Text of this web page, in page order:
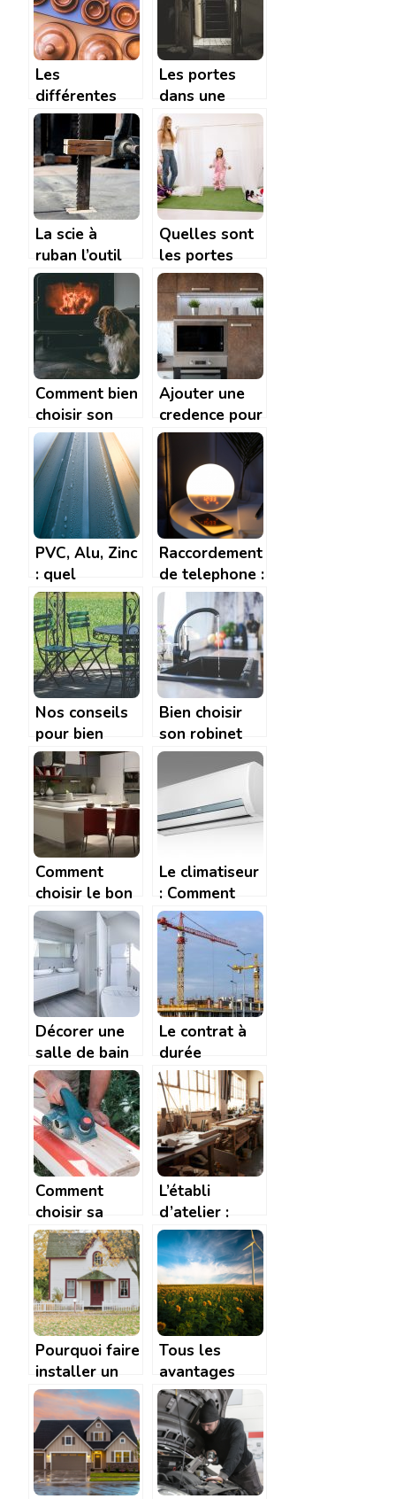
catastrophe ?
Les
différentes
étapes pour
organiser une
exposition
artisanale
Les portes
dans une
maison :
Comment les
choisir ? Nos
conseils
La scie à
ruban l’outil
indispensable
pour travailler
le bois
Quelles sont
les portes
idéales pour
aménager
votre crèche?
Comment bien
choisir son
poêle à
granulé?
Ajouter une
credence pour
la cuisine: les
astuces pour
bien choisir sa
credence
PVC, Alu, Zinc
: quel
materiau pour
les gouttieres
? | Tendance
Travaux
Raccordement
de telephone :
comment faire
? A quel prix ?
Nos conseils
pour bien
decorer votre
jardin!
Bien choisir
son robinet
pour
economiser de
Comment
choisir le bon
dossier pour
votre cuisine
Le climatiseur
: Comment
trouver le bon
modele ?
Décorer une
salle de bain
en bois
Le contrat à
durée
indéterminée
de chantier
(CDIC)
Comment
choisir sa
raboteuse ?
L’établi
d’atelier :
comment
identifier le
modèle idéal
?
Pourquoi faire
installer un
bardage
isolant pour
votre maison
?
Tous les
avantages
des énergies
renouvelables